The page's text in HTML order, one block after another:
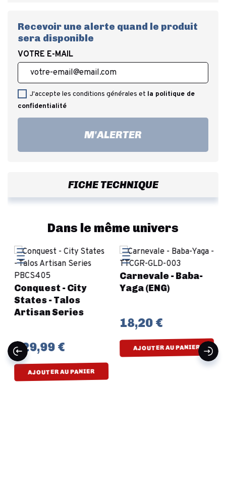
Recevoir une alerte quand le produit
sera disponible
VOTRE E-MAIL
J'accepte les conditions générales et la politique de
confidentialité
M'ALERTER
FICHE TECHNIQUE
Dans le même univers
Conquest - City
States - Talos
Artisan Series
129,99 €
AJOUTER AU PANIER
Carnevale - Baba-
Yaga (ENG)
18,20 €
AJOUTER AU PANIER